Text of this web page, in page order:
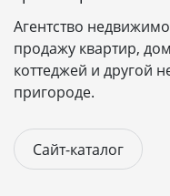
Агентство
продажу квартир,
коттеджей и другой
пригороде.
Сайт-каталог